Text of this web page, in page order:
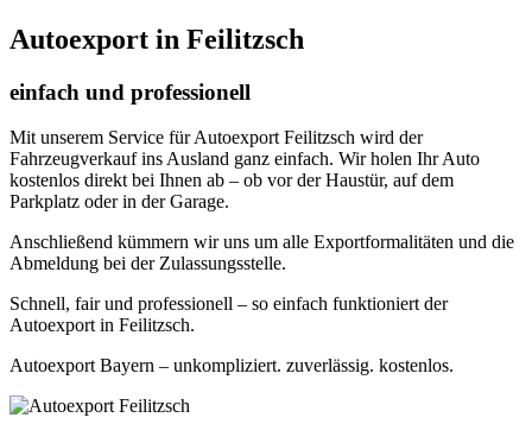
Autoexport in Feilitzsch
einfach und professionell
Mit unserem Service für Autoexport Feilitzsch wird der
Fahrzeugverkauf ins Ausland ganz einfach. Wir holen Ihr Auto
kostenlos direkt bei Ihnen ab – ob vor der Haustür, auf dem
Parkplatz oder in der Garage.
Anschließend kümmern wir uns um alle Exportformalitäten und die
Abmeldung bei der Zulassungsstelle.
Schnell, fair und professionell – so einfach funktioniert der
Autoexport in Feilitzsch.
Autoexport Bayern – unkompliziert. zuverlässig. kostenlos.